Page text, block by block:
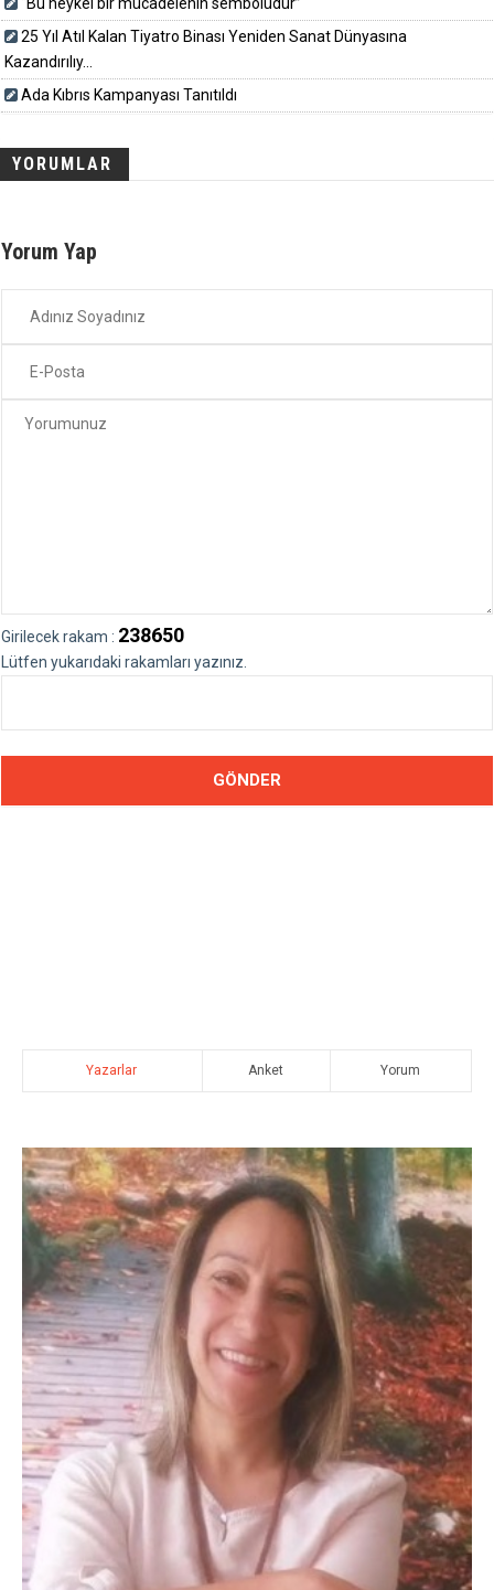
“Bu heykel bir mücadelenin sembolüdür”
25 Yıl Atıl Kalan Tiyatro Binası Yeniden Sanat Dünyasına
Kazandırılıy...
Ada Kıbrıs Kampanyası Tanıtıldı
YORUMLAR
Yorum Yap
Girilecek rakam : 238650
Lütfen yukarıdaki rakamları yazınız.
Yazarlar Anket Yorum